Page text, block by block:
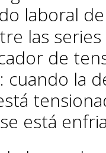
laboral
las
de
cuando la
está